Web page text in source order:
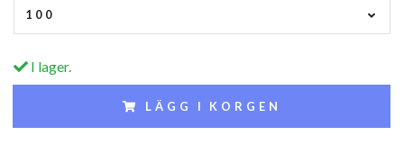
100
I lager.
LÄGG I KORGEN